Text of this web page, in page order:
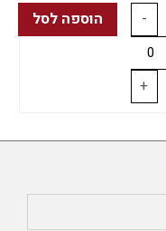
-
+
הוספה לסל